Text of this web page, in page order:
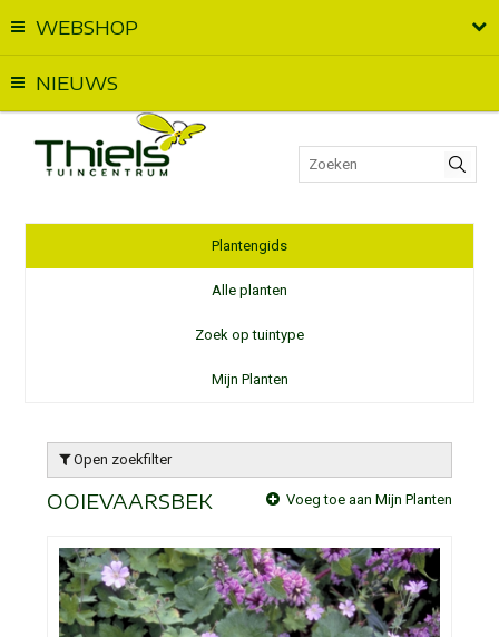
WEBSHOP
NIEUWS
Plantengids
Alle planten
Zoek op tuintype
Mijn Planten
Open zoekfilter
OOIEVAARSBEK Voeg toe aan Mijn Planten